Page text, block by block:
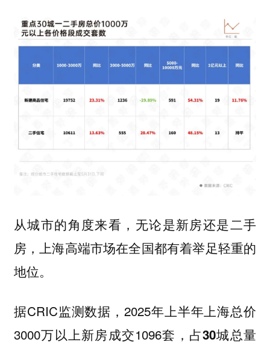
从城市的角度来看，无论是新房还是二手
房，上海高端市场在全国都有着举足轻重的
地位。
据CRIC监测数据，2025年上半年上海总价
3000万以上新房成交1096套， 占30城总量